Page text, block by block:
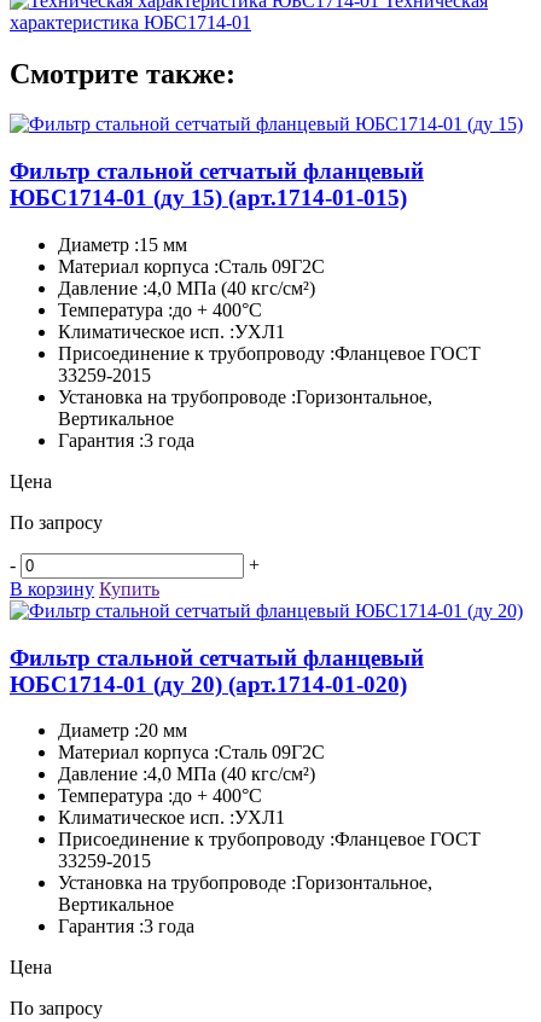
характеристика ЮБС1714-01
Смотрите также:
Фильтр стальной сетчатый фланцевый
ЮБС1714-­01 (ду 15) (арт.1714-01-015)
Диаметр :15 мм
Материал корпуса :Сталь 09Г2С
Давление :4,0 МПа (40 кгс/см²)
Температура :до + 400°C
Климатическое исп. :УХЛ1
Присоединение к трубопроводу :Фланцевое ГОСТ
33259-2015
Установка на трубопроводе :Горизонтальное,
Вертикальное
Гарантия :3 года
Цена
По запросу
-
+
В корзину Купить
Фильтр стальной сетчатый фланцевый
ЮБС1714-­01 (ду 20) (арт.1714-01-020)
Диаметр :20 мм
Материал корпуса :Сталь 09Г2С
Давление :4,0 МПа (40 кгс/см²)
Температура :до + 400°C
Климатическое исп. :УХЛ1
Присоединение к трубопроводу :Фланцевое ГОСТ
33259-2015
Установка на трубопроводе :Горизонтальное,
Вертикальное
Гарантия :3 года
Цена
По запросу